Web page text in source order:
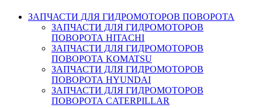
ЗАПЧАСТИ ДЛЯ ГИДРОМОТОРОВ ПОВОРОТА
ЗАПЧАСТИ ДЛЯ ГИДРОМОТОРОВ
ПОВОРОТА HITACHI
ЗАПЧАСТИ ДЛЯ ГИДРОМОТОРОВ
ПОВОРОТА KOMATSU
ЗАПЧАСТИ ДЛЯ ГИДРОМОТОРОВ
ПОВОРОТА HYUNDAI
ЗАПЧАСТИ ДЛЯ ГИДРОМОТОРОВ
ПОВОРОТА CATERPILLAR